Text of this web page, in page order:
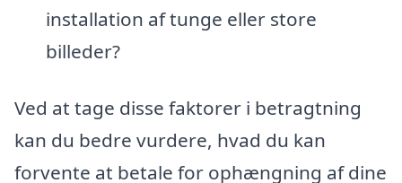
installation af tunge eller store
billeder?
Ved at tage disse faktorer i betragtning
kan du bedre vurdere, hvad du kan
forvente at betale for ophængning af dine